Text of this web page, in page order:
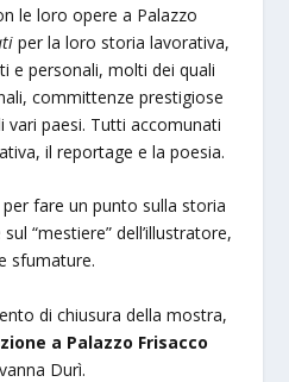
le loro opere a Palazzo
per la loro storia lavorativa,
e personali, molti dei quali
committenze prestigiose
paesi. Tutti accomunati
il reportage e la poesia.
per fare un punto sulla storia
“mestiere” dell’illustratore,
sfumature.
di chiusura della mostra,
a Palazzo Frisacco
Durì.